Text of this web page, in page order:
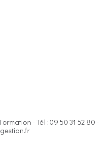
- Tél : 09 50 31 52 80 -